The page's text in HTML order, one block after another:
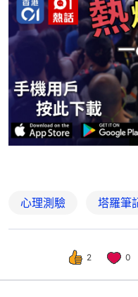
心理測驗 塔羅筆
2 0